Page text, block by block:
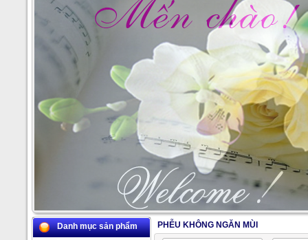
2/17
Danh mục sản phẩm PHỄU KHÔNG NGĂN MÙI